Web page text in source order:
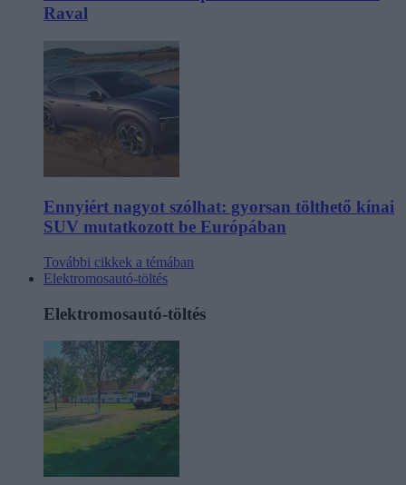
Raval
Ennyiért nagyot szólhat: gyorsan tölthető kínai
SUV mutatkozott be Európában
További cikkek a témában
Elektromosautó-töltés
Elektromosautó-töltés